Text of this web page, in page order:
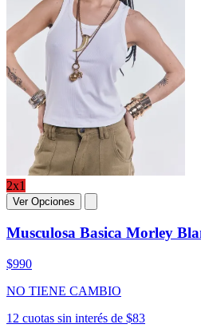
2x1
Ver Opciones
Musculosa Basica Morley
$990
NO TIENE CAMBIO
12 cuotas sin interés de $83